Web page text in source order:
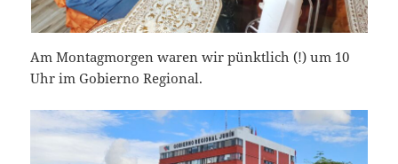
Am Montagmorgen waren wir pünktlich (!) um 10
Uhr im Gobierno Regional.